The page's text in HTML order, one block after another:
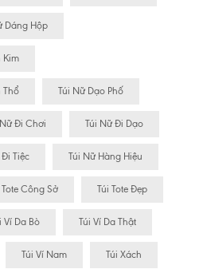
Dáng Hộp
Kim
Thổ Túi Nữ Dạo Phố
Đi Chơi Túi Nữ Đi Dạo
Tiệc Túi Nữ Hàng Hiệu
Tote Công Sở Túi Tote Đẹp
Ví Da Bò Túi Ví Da Thật
Túi Ví Nam Túi Xách